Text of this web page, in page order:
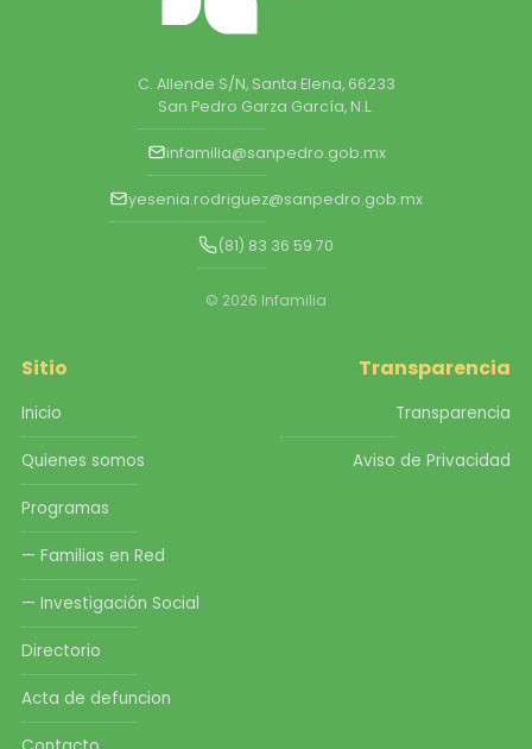
C. Allende S/N, Santa Elena, 66233
San Pedro Garza García, N.L.
infamilia@sanpedro.gob.mx
yesenia.rodriguez@sanpedro.gob.mx
(81) 83 36 59 70
© 2026 Infamilia
Sitio
Inicio
Quienes somos
Programas
— Familias en Red
— Investigación Social
Directorio
Acta de defuncion
Transparencia
Transparencia
Aviso de Privacidad